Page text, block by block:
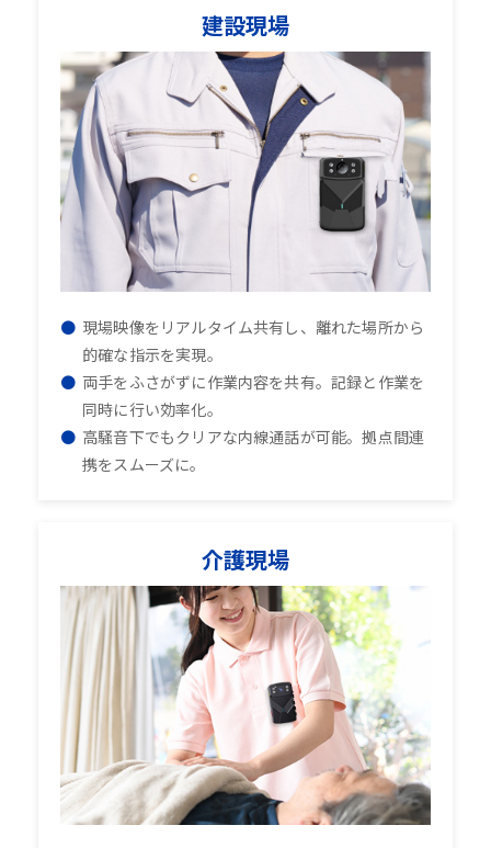
建設現場
現場映像をリアルタイム共有し、離れた場所から
的確な指示を実現。
両手をふさがずに作業内容を共有。記録と作業を
同時に行い効率化。
高騒音下でもクリアな内線通話が可能。拠点間連
携をスムーズに。
介護現場